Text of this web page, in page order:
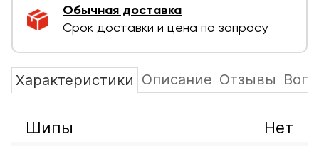
Обычная доставка
Срок доставки и цена по запросу
Характеристики Описание Отзывы
Шипы
Нет